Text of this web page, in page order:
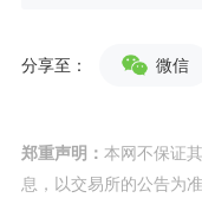
分享至： 微信
郑重声明： 本网不保证
息，以交易所的公告为